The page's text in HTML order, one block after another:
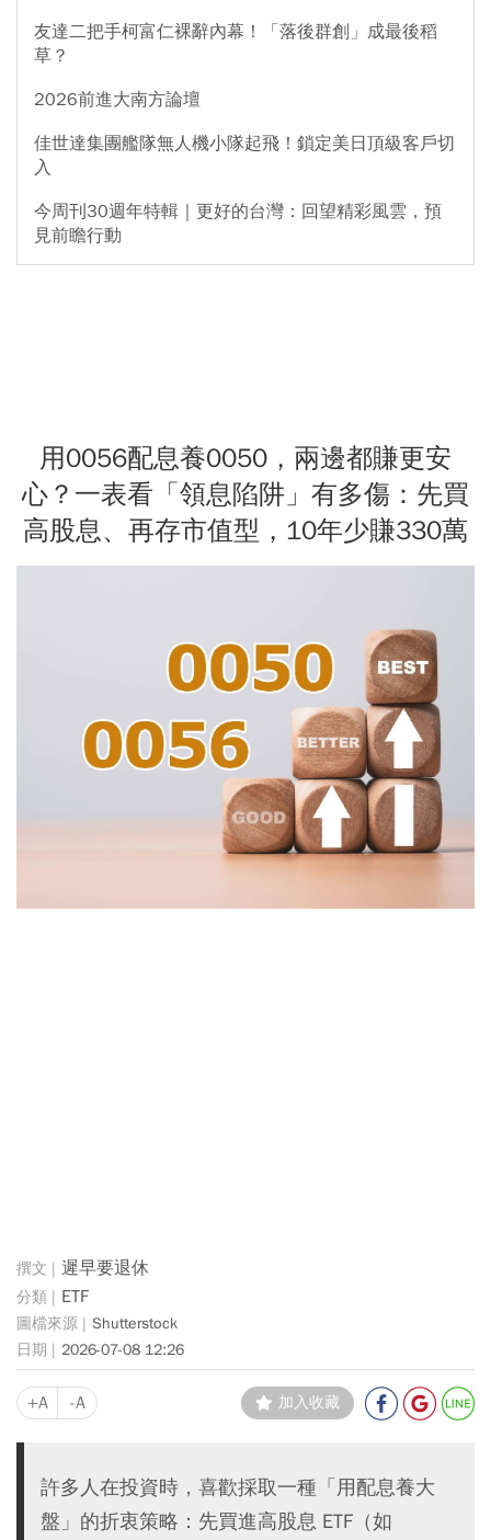
友達二把手柯富仁裸辭內幕！「落後群創」成最後稻
草？
2026前進大南方論壇
佳世達集團艦隊無人機小隊起飛！鎖定美日頂級客戶切
入
今周刊30週年特輯｜更好的台灣：回望精彩風雲，預
見前瞻行動
用0056配息養0050，兩邊都賺更安
心？一表看「領息陷阱」有多傷：先買
高股息、再存市值型，10年少賺330萬
遲早要退休
ETF
Shutterstock
2026-07-08 12:26
+A -A 加入收藏
許多人在投資時，喜歡採取一種「用配息養大
盤」的折衷策略：先買進高股息 ETF（如